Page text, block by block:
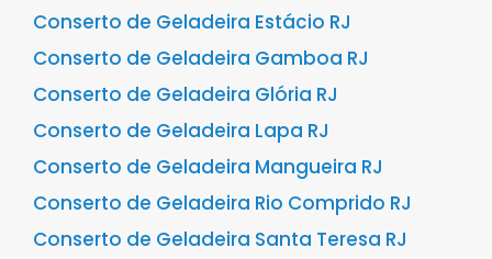
Conserto de Geladeira Estácio RJ
Conserto de Geladeira Gamboa RJ
Conserto de Geladeira Glória RJ
Conserto de Geladeira Lapa RJ
Conserto de Geladeira Mangueira RJ
Conserto de Geladeira Rio Comprido RJ
Conserto de Geladeira Santa Teresa RJ